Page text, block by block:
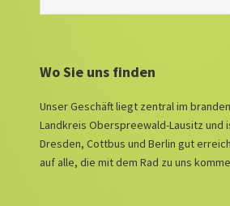
Wo Sie uns finden
Unser Geschäft liegt zentral im
Landkreis Oberspreewald-Lausitz und
Dresden, Cottbus und Berlin gut
auf alle, die mit dem Rad zu uns